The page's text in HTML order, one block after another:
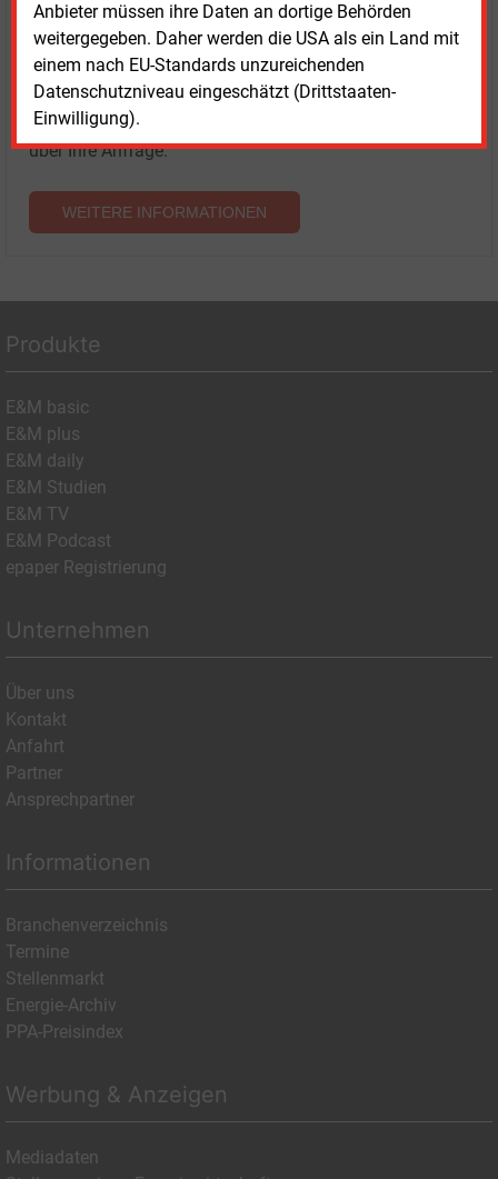
Anbieter müssen ihre Daten an dortige Behörden
weitergegeben. Daher werden die USA als ein Land mit
einem nach EU-Standards unzureichenden
Datenschutzniveau eingeschätzt (Drittstaaten-
Einwilligung).
Sprechen Sie uns an, wenn Sie Fragen zur Nutzung von
E&M-Inhalten oder den verschiedenen Abonnement-
Paketen haben.
Das E&M-Vertriebsteam freut sich unter Tel. 08152 / 93
11-77 oder unter
über Ihre Anfrage.
WEITERE INFORMATIONEN
Produkte
E&M basic
E&M plus
E&M daily
E&M Studien
E&M TV
E&M Podcast
epaper Registrierung
Unternehmen
Über uns
Kontakt
Anfahrt
Partner
Ansprechpartner
Informationen
Branchenverzeichnis
Termine
Stellenmarkt
Energie-Archiv
PPA-Preisindex
Werbung & Anzeigen
Mediadaten